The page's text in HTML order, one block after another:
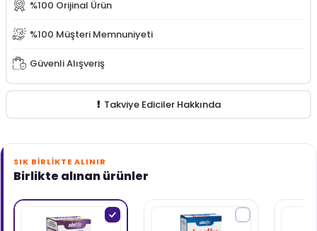
%100 Orijinal Ürün
%100 Müşteri Memnuniyeti
Güvenli Alışveriş
Takviye Ediciler Hakkında
SIK BIRLIKTE ALINIR
Birlikte alınan ürünler